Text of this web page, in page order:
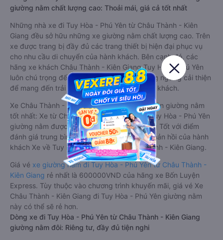
giường nằm chất lượng cao: Thoải mái, giá cả tốt nhất
Những nhà xe đi Tuy Hòa - Phú Yên từ Châu Thành - Kiên
Giang đều sở hữu những xe giường nằm chất lượng cao. Trên
xe được trang bị đầy đủ các trang thiết bị hiện đại phục vụ
cho nhu cầu di chuyển của hành khách. Bên cạnh đó, các
hãng xe khách Châu Thành - Kiên Giang Tuy Hòa - Phú Yên
luôn chú trọng đến chất lượng dịch vụ, không ngừng cải thiện
để mang đến trải nghiệm hoàn hảo cho hành khách.
Xe Châu Thành - Kiên Giang Tuy Hòa - Phú Yên giường nằm
tốt nhất: Xe từ Châu Thành - Kiên Giang đi Tuy Hòa - Phú Yên
giường nằm được đánh giá chung chất lượng Tốt với điểm
đánh giá trung bình từ 4.2/5 dựa trên 547 phản hồi của hành
khách Xe về Tuy Hòa - Phú Yên từ Châu Thành - Kiên Giang.
Giá vé xe giường nằm đi Tuy Hòa - Phú Yên từ Châu Thành -
Kiên Giang rẻ nhất là 600000VND của hãng xe Bốn Luyện
Express. Tùy thuộc vào chương trình khuyến mãi, giá vé Xe
Châu Thành - Kiên Giang đi Tuy Hòa - Phú Yên giường nằm
này có thể sẽ rẻ hơn.
Dòng xe đi Tuy Hòa - Phú Yên từ Châu Thành - Kiên Giang
giường nằm đôi: Riêng tư, đầy đủ tiện nghi